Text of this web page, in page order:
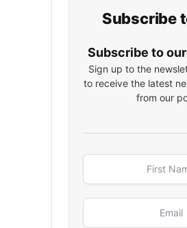
Subscribe
Subscribe to
Sign up to the
to receive the latest
from our